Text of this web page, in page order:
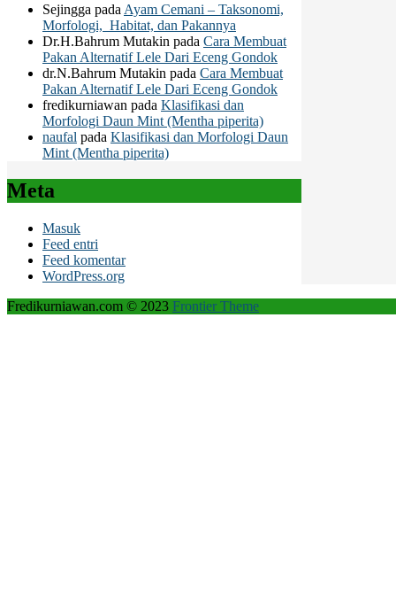
Sejingga pada Ayam Cemani – Taksonomi,
Morfologi, Habitat, dan Pakannya
Dr.H.Bahrum Mutakin pada Cara Membuat
Pakan Alternatif Lele Dari Eceng Gondok
dr.N.Bahrum Mutakin pada Cara Membuat
Pakan Alternatif Lele Dari Eceng Gondok
fredikurniawan pada Klasifikasi dan
Morfologi Daun Mint (Mentha piperita)
naufal pada Klasifikasi dan Morfologi Daun
Mint (Mentha piperita)
Meta
Masuk
Feed entri
Feed komentar
WordPress.org
Fredikurniawan.com © 2023 Frontier Theme